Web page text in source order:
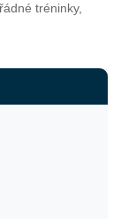
tréninky,